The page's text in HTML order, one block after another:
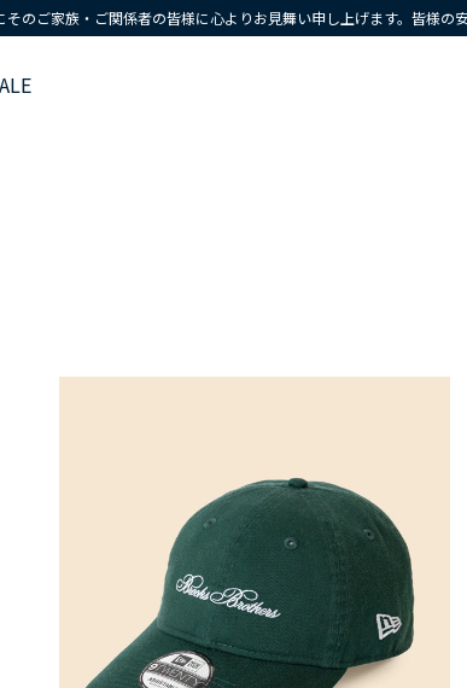
のご家族・ご関係者の皆様に心よりお見舞い申し上げます。皆様の